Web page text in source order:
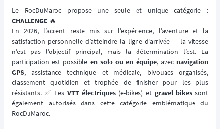
Le RocDuMaroc propose une seule et unique catégorie :
CHALLENGE 🔥
En 2026, l’accent reste mis sur l’expérience, l’aventure et la
satisfaction personnelle d’atteindre la ligne d’arrivée — la vitesse
n’est pas l’objectif principal, mais la détermination l’est. La
participation est possible en solo ou en équipe, avec navigation
GPS, assistance technique et médicale, bivouacs organisés,
classement quotidien et trophée de finisher pour les plus
résistants. ✅ Les VTT électriques(e-bikes) et gravel bikes sont
également autorisés dans cette catégorie emblématique du
RocDuMaroc.